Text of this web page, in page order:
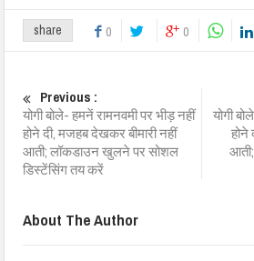
share 0 0
Previous :
योगी बोले- हमनें रामनवमी पर भीड़ नहीं
होने दी, मजहब देखकर बीमारी नहीं
आती; लॉकडाउन खुलने पर सोशल
डिस्टेंसिंग तय करें
योगी
होने
About The Author